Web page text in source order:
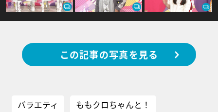
この記事の写真を見る
バラエティ ももクロちゃんと！